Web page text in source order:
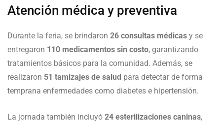
Atención médica y preventiva
Durante la feria, se brindaron 26 consultas médicas y se
entregaron 110 medicamentos sin costo, garantizando
tratamientos básicos para la comunidad. Además, se
realizaron 51 tamizajes de salud para detectar de forma
temprana enfermedades como diabetes e hipertensión.
La jornada también incluyó 24 esterilizaciones caninas,